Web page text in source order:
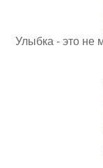
Улыбка - это не